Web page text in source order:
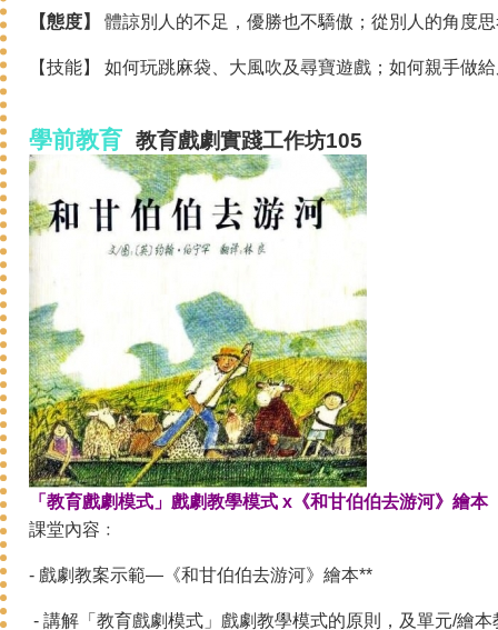
【態度】 體諒別人的不足，優勝也不驕傲；從別人的角度
【技能】 如何玩跳麻袋、大風吹及尋寶遊戲；如何親手做
學前教育 教育戲劇實踐工作坊105
「教育戲劇模式」戲劇教學模式 x《和甘伯伯去游河》繪本
課堂內容﹕
- 戲劇教案示範—《和甘伯伯去游河》繪本**
- 講解「教育戲劇模式」戲劇教學模式的原則，及單元/繪